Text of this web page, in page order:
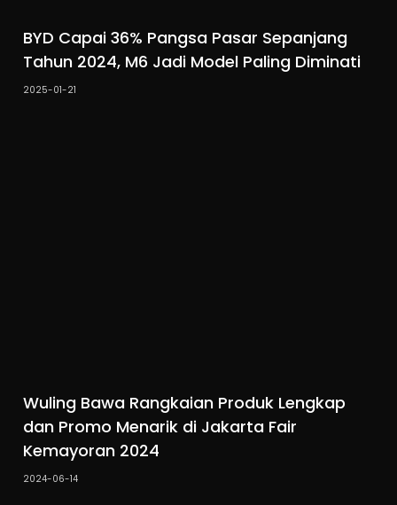
BYD Capai 36% Pangsa Pasar Sepanjang
Tahun 2024, M6 Jadi Model Paling Diminati
2025-01-21
Wuling Bawa Rangkaian Produk Lengkap
dan Promo Menarik di Jakarta Fair
Kemayoran 2024
2024-06-14